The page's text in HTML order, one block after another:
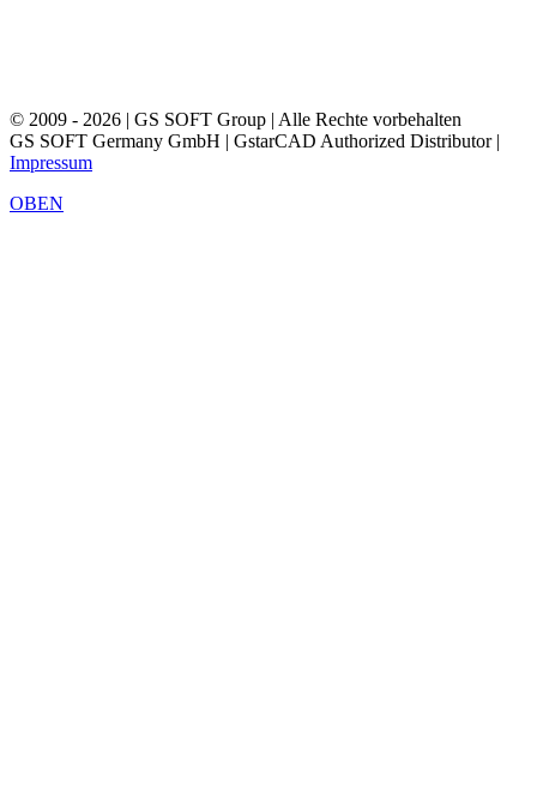
© 2009 - 2026 | GS SOFT Group | Alle Rechte vorbehalten
GS SOFT Germany GmbH | GstarCAD Authorized Distributor |
Impressum
OBEN